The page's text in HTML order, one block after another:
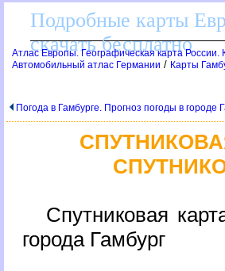
Подробные карты
скачать бесплатно
Атлас Европы. Географическая карта
Автомобильный атлас Германии / Карты
Погода в Гамбурге. Прогноз погоды в городе
Спутниковая
орода Гамбур